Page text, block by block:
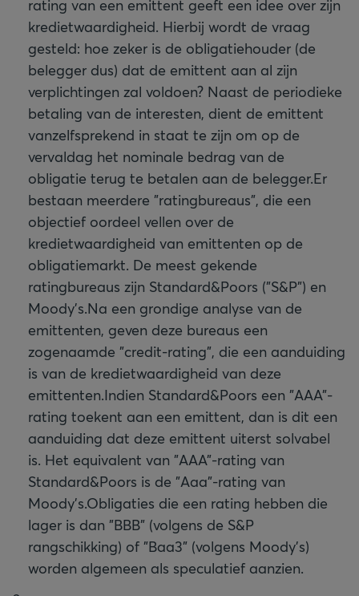
rating van een emittent geeft een idee over zijn
kredietwaardigheid. Hierbij wordt de vraag
gesteld: hoe zeker is de obligatiehouder (de
belegger dus) dat de emittent aan al zijn
verplichtingen zal voldoen? Naast de periodieke
betaling van de interesten, dient de emittent
vanzelfsprekend in staat te zijn om op de
vervaldag het nominale bedrag van de
obligatie terug te betalen aan de belegger.Er
bestaan meerdere "ratingbureaus", die een
objectief oordeel vellen over de
kredietwaardigheid van emittenten op de
obligatiemarkt. De meest gekende
ratingbureaus zijn Standard&Poors ("S&P") en
Moody's.Na een grondige analyse van de
emittenten, geven deze bureaus een
zogenaamde "credit-rating", die een aanduiding
is van de kredietwaardigheid van deze
emittenten.Indien Standard&Poors een "AAA"-
rating toekent aan een emittent, dan is dit een
aanduiding dat deze emittent uiterst solvabel
is. Het equivalent van "AAA"-rating van
Standard&Poors is de "Aaa"-rating van
Moody's.Obligaties die een rating hebben die
lager is dan "BBB" (volgens de S&P
rangschikking) of "Baa3" (volgens Moody's)
worden algemeen als speculatief aanzien.